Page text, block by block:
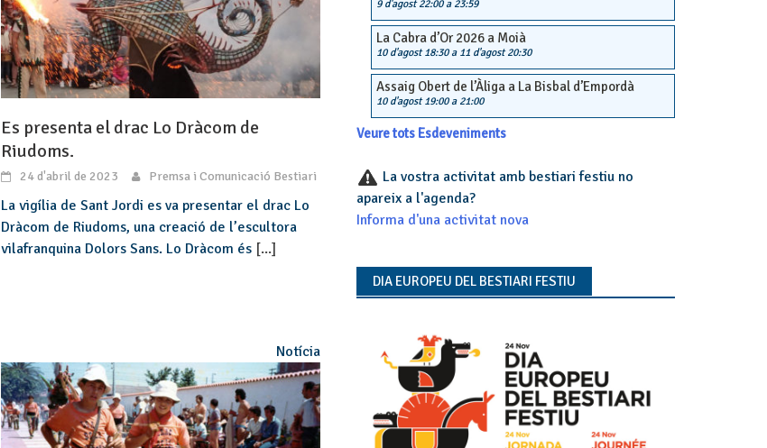
Es presenta el drac Lo Dràcom de
Riudoms.
24 d'abril de 2023 Premsa i Comunicació Bestiari
La vigília de Sant Jordi es va presentar el drac Lo
Dràcom de Riudoms, una creació de l’escultora
vilafranquina Dolors Sans. Lo Dràcom és [...]
Notícia
9 d'agost 22:00a 23:59
La Cabra d’Or 2026 a Moià
10 d'agost 18:30a 11 d'agost 20:30
Assaig Obert de l’Àliga a La Bisbal d’Empordà
10 d'agost 19:00a 21:00
Veure tots Esdeveniments
La vostra activitat amb bestiari festiu no
apareix a l'agenda?
Informa d'una activitat nova
DIA EUROPEU DEL BESTIARI FESTIU